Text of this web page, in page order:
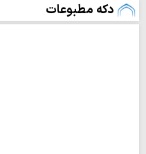
دکه مطبوعات